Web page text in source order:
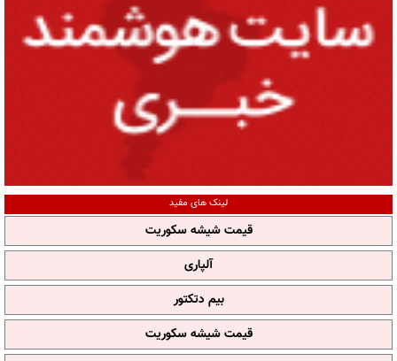
لینک های مفید
قیمت شیشه سکوریت
آلپاری
بیم دتکتور
قیمت شیشه سکوریت